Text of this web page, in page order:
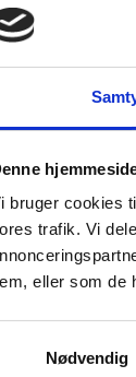
bruger cookies
trafik. Vi
eller som de
Nødvendig
direktør
20 84 21